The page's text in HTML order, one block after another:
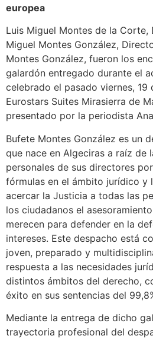
europea
Luis Miguel Montes de la Corte,
Miguel Montes González,
Montes González, fueron los
galardón entregado durante el
celebrado el pasado viernes,
Eurostars Suites Mirasierra de
presentado por la periodista
Bufete Montes González es un
que nace en Algeciras a raíz de
personales de sus directores
fórmulas en el ámbito jurídico y
acercar la Justicia a todas las
los ciudadanos el
merecen para defender en la
intereses. Este despacho está
joven, preparado y
respuesta a las necesidades
distintos ámbitos del derecho,
éxito en sus sentencias del
Mediante la entrega de dicho
trayectoria profesional del